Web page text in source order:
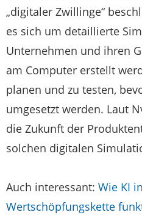
„digitaler Zwillinge“
es sich um detaillierte
Unternehmen und ihren
am Computer erstellt
planen und zu testen,
umgesetzt werden. Laut
die Zukunft der
solchen digitalen
Auch interessant: Wie KI
Wertschöpfungskette